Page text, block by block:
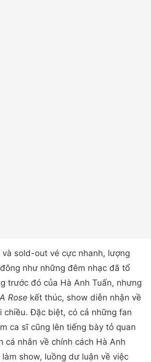
sold-out vé cực nhanh, lượng
như những đêm nhạc đã tổ
trước đó của Hà Anh Tuấn, nhưng
Rose kết thúc, show diễn nhận về
chiều. Đặc biệt, có cả những fan
ca sĩ cũng lên tiếng bày tỏ quan
cá nhân về chính cách Hà Anh
làm show, luồng dư luận về việc